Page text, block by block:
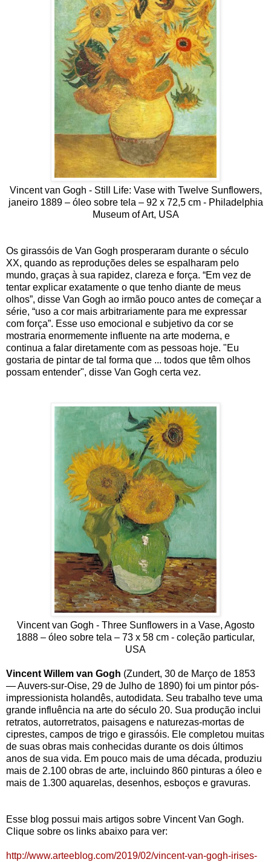
Vincent van Gogh - Still Life: Vase with Twelve Sunflowers,
janeiro 1889 – óleo sobre tela – 92 x 72,5 cm - Philadelphia
Museum of Art, USA
Os girassóis de Van Gogh prosperaram durante o século
XX, quando as reproduções deles se espalharam pelo
mundo, graças à sua rapidez, clareza e força. “Em vez de
tentar explicar exatamente o que tenho diante de meus
olhos”, disse Van Gogh ao irmão pouco antes de começar a
série, “uso a cor mais arbitrariamente para me expressar
com força”. Esse uso emocional e subjetivo da cor se
mostraria enormemente influente na arte moderna, e
continua a falar diretamente com as pessoas hoje. "Eu
gostaria de pintar de tal forma que ... todos que têm olhos
possam entender", disse Van Gogh certa vez.
Vincent van Gogh - Three Sunflowers in a Vase, Agosto
1888 – óleo sobre tela – 73 x 58 cm - coleção particular,
USA
Vincent Willem van Gogh (Zundert, 30 de Março de 1853
— Auvers-sur-Oise, 29 de Julho de 1890) foi um pintor pós-
impressionista holandês, autodidata. Seu trabalho teve uma
grande influência na arte do século 20. Sua produção inclui
retratos, autorretratos, paisagens e naturezas-mortas de
ciprestes, campos de trigo e girassóis. Ele completou muitas
de suas obras mais conhecidas durante os dois últimos
anos de sua vida. Em pouco mais de uma década, produziu
mais de 2.100 obras de arte, incluindo 860 pinturas a óleo e
mais de 1.300 aquarelas, desenhos, esboços e gravuras.
Esse blog possui mais artigos sobre Vincent Van Gogh.
Clique sobre os links abaixo para ver:
http://www.arteeblog.com/2019/02/vincent-van-gogh-irises-